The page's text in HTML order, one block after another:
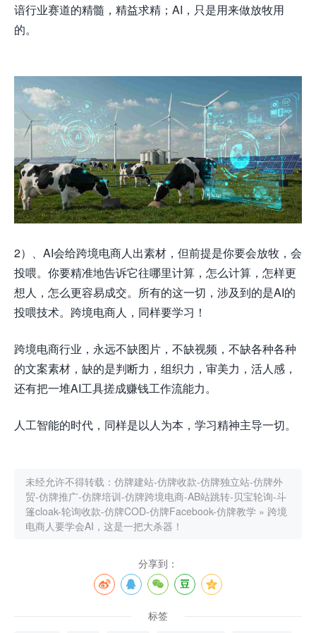
谙行业赛道的精髓，精益求精；AI，只是用来做放牧用
的。
2）、AI会给跨境电商人出素材，但前提是你要会放牧，会
投喂。你要精准地告诉它往哪里计算，怎么计算，怎样更
想人，怎么更容易成交。所有的这一切，涉及到的是AI的
投喂技术。跨境电商人，同样要学习！
跨境电商行业，永远不缺图片，不缺视频，不缺各种各种
的文案素材，缺的是判断力，组织力，审美力，活人感，
还有把一堆AI工具搓成赚钱工作流能力。
人工智能的时代，同样是以人为本，学习精神主导一切。
未经允许不得转载： 仿牌建站-仿牌收款-仿牌独立站-仿牌外
贸-仿牌推广-仿牌培训-仿牌跨境电商-AB站跳转-贝宝轮询-斗
篷cloak-轮询收款-仿牌COD-仿牌Facebook-仿牌教学 » 跨境
电商人要学会AI，这是一把大杀器！
分享到：
标签